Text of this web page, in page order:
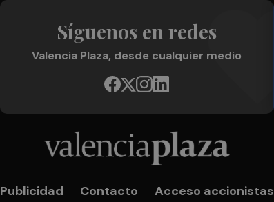
Síguenos en redes
Valencia Plaza, desde cualquier medio
Publicidad Contacto Acceso accionistas